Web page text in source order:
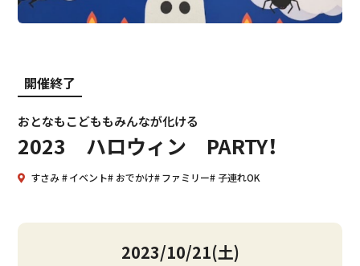
開催終了
おとなもこどももみんなが化ける
2023 ハロウィン PARTY！
すさみ イベント おでかけ ファミリー 子連れOK
2023/10/21(土)